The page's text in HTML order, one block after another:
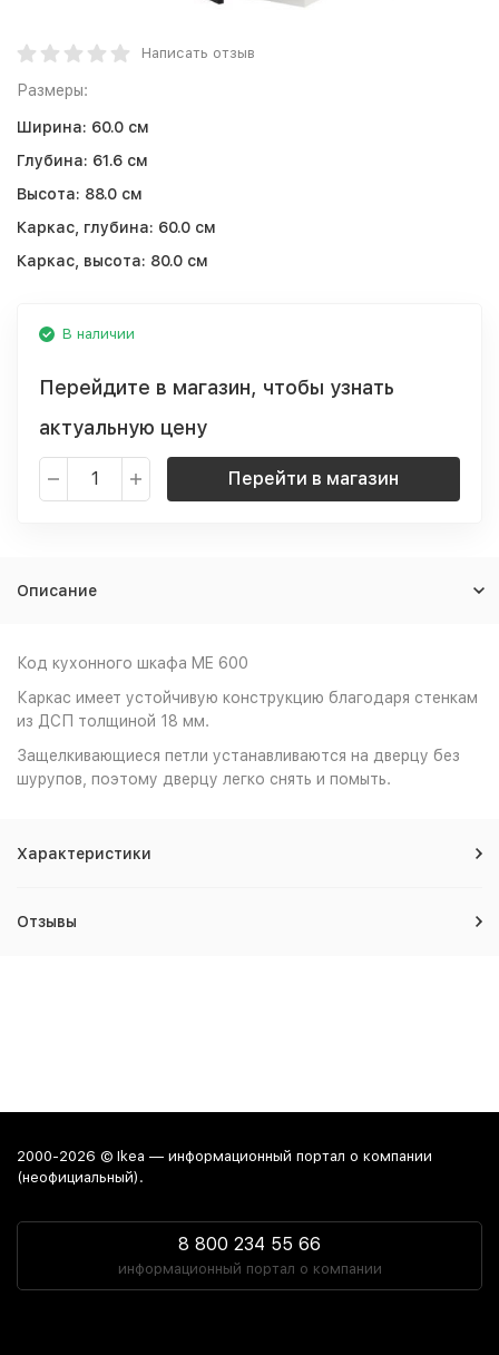
Написать отзыв
Размеры:
Ширина: 60.0 см
Глубина: 61.6 см
Высота: 88.0 см
Каркас, глубина: 60.0 см
Каркас, высота: 80.0 см
В наличии
Перейдите в магазин, чтобы узнать
актуальную цену
Перейти в магазин
Описание
Код кухонного шкафа ME 600
Каркас имеет устойчивую конструкцию благодаря стенкам
из ДСП толщиной 18 мм.
Защелкивающиеся петли устанавливаются на дверцу без
шурупов, поэтому дверцу легко снять и помыть.
Характеристики
Отзывы
2000-2026 © Ikea — информационный портал о компании
(неофициальный).
8 800 234 55 66
информационный портал о компании